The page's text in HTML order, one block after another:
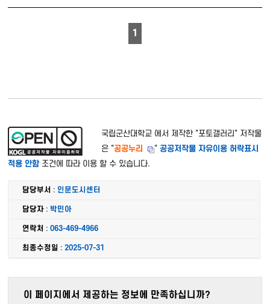
1
국립군산대학교 에서 제작한 "포토갤러리 " 저작물
은 "공공누리 "공공저작물 자유이용 허락표시
적용 안함조건에 따라 이용 할 수 있습니다.
담당부서 : 인문도시센터
담당자 : 박민아
연락처 :063-469-4966
최종수정일 :2025-07-31
이 페이지에서 제공하는 정보에 만족하십니까?